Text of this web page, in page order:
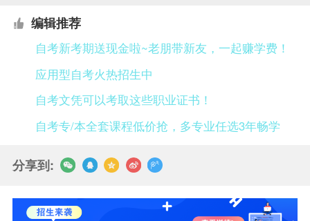
编辑推荐
自考新考期送现金啦~老朋带新友，一起赚学费！
应用型自考火热招生中
自考文凭可以考取这些职业证书！
自考专/本全套课程低价抢，多专业任选3年畅学
分享到: